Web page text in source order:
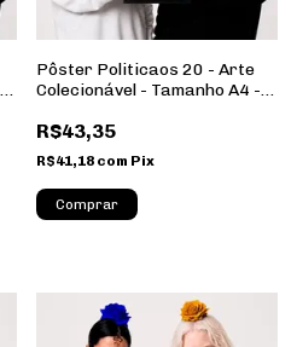
Pôster Politicaos 20 - Arte
Colecionável - Tamanho A4 -
Retrato
R$43,35
R$41,18 com Pix
Comprar